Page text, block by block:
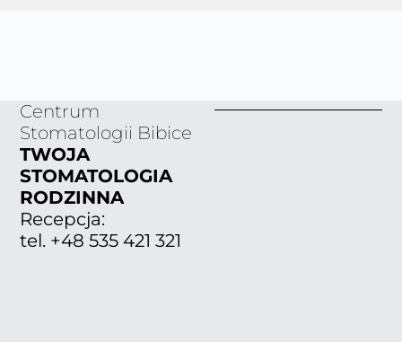
Centrum
Stomatologii Bibice
TWOJA
STOMATOLOGIA
RODZINNA
Recepcja:
tel. +48 535 421 321